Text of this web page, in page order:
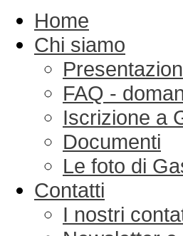
Home
Chi siamo
FAQ -
Iscrizione a
Documenti
Le foto di
Contatti
I nostri